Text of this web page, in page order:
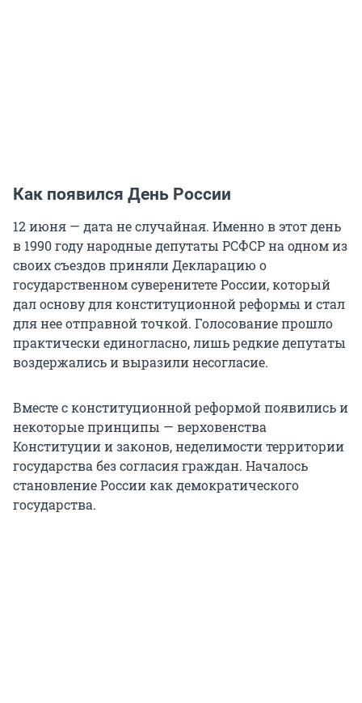
Как появился День России
12 июня — дата не случайная. Именно в этот день
в 1990 году народные депутаты РСФСР на одном из
своих съездов приняли Декларацию о
государственном суверенитете России, который
дал основу для конституционной реформы и стал
для нее отправной точкой. Голосование прошло
практически единогласно, лишь редкие депутаты
воздержались и выразили несогласие.
Вместе с конституционной реформой появились и
некоторые принципы — верховенства
Конституции и законов, неделимости территории
государства без согласия граждан. Началось
становление России как демократического
государства.